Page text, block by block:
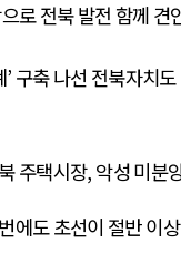
로 전북 발전 함께 견
’ 구축 나선 전북자치
주택시장, 악성 미분
에도 초선이 절반 이